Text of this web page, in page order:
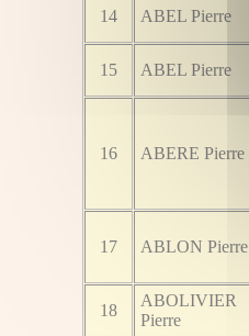
14 ABEL Pierre
15 ABEL Pierre
16 ABERE Pierre
17 ABLON Pierre
18
ABOLIVIER
Pierre